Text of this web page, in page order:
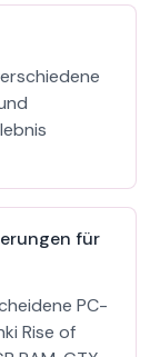
für
PC-
Rise of